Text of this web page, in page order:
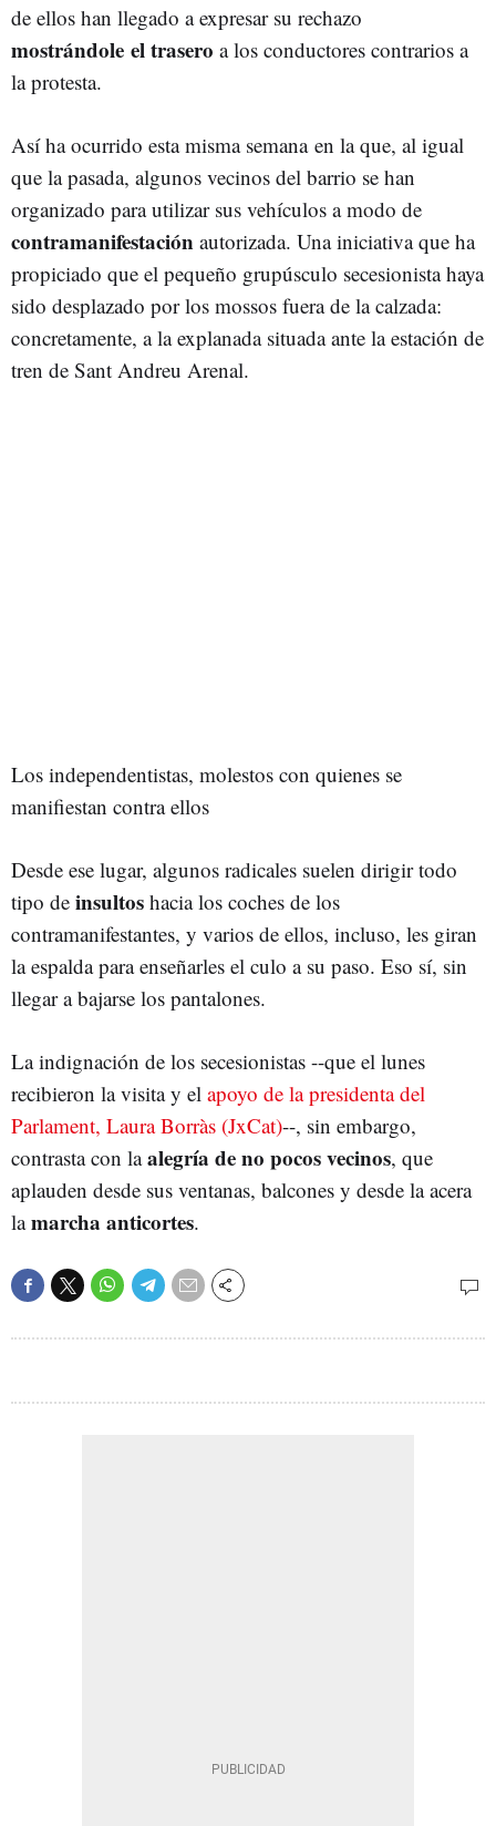
de ellos han llegado a expresar su rechazo
mostrándole el trasero a los conductores contrarios a
la protesta.
Así ha ocurrido esta misma semana en la que, al igual
que la pasada, algunos vecinos del barrio se han
organizado para utilizar sus vehículos a modo de
contramanifestación autorizada. Una iniciativa que ha
propiciado que el pequeño grupúsculo secesionista haya
sido desplazado por los mossos fuera de la calzada:
concretamente, a la explanada situada ante la estación de
tren de Sant Andreu Arenal.
Los independentistas, molestos con quienes se
manifiestan contra ellos
Desde ese lugar, algunos radicales suelen dirigir todo
tipo de insultos hacia los coches de los
contramanifestantes, y varios de ellos, incluso, les giran
la espalda para enseñarles el culo a su paso. Eso sí, sin
llegar a bajarse los pantalones.
La indignación de los secesionistas --que el lunes
recibieron la visita y el apoyo de la presidenta del
Parlament, Laura Borràs (JxCat)--, sin embargo,
contrasta con laalegría de no pocos vecinos, que
aplauden desde sus ventanas, balcones y desde la acera
lamarcha anticortes.